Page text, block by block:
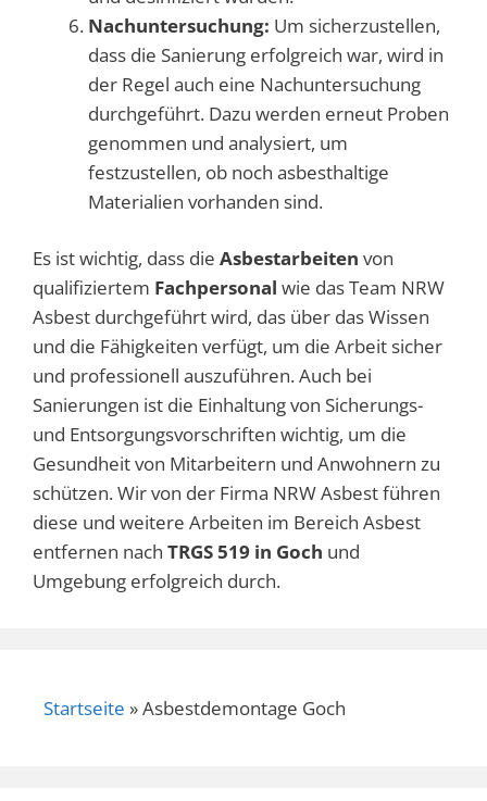
Nachuntersuchung: Um sicherzustellen,
dass die Sanierung erfolgreich war, wird in
der Regel auch eine Nachuntersuchung
durchgeführt. Dazu werden erneut Proben
genommen und analysiert, um
festzustellen, ob noch asbesthaltige
Materialien vorhanden sind.
Es ist wichtig, dass die Asbestarbeiten von
qualifiziertem Fachpersonal wie das Team NRW
Asbest durchgeführt wird, das über das Wissen
und die Fähigkeiten verfügt, um die Arbeit sicher
und professionell auszuführen. Auch bei
Sanierungen ist die Einhaltung von Sicherungs-
und Entsorgungsvorschriften wichtig, um die
Gesundheit von Mitarbeitern und Anwohnern zu
schützen. Wir von der Firma NRW Asbest führen
diese und weitere Arbeiten im Bereich Asbest
entfernen nach TRGS 519 in Goch und
Umgebung erfolgreich durch.
Startseite »Asbestdemontage Goch